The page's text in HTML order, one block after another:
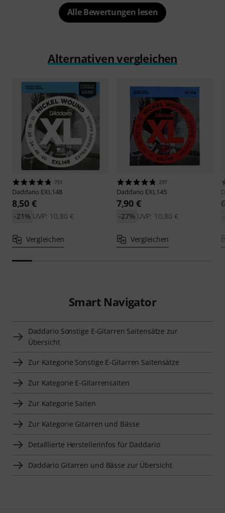
Alle Bewertungen lesen
Alternativen vergleichen
751
Daddario EXL148
8,50 €
UVP: 10,80 €
-21%
Vergleichen
297
Daddario EXL145
7,90 €
UVP: 10,80 €
-27%
Vergleichen
Smart Navigator
Daddario Sonstige E-Gitarren Saitensätze zur
Übersicht
Zur Kategorie Sonstige E-Gitarren Saitensätze
Zur Kategorie E-Gitarrensaiten
Zur Kategorie Saiten
Zur Kategorie Gitarren und Bässe
Detaillierte Herstellerinfos für Daddario
Daddario Gitarren und Bässe zur Übersicht